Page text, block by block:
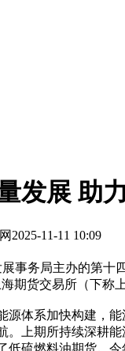
发展 助
2025-11-11 10:09
展事务局主办的第
期货交易所（下称
源体系加快构建，
。上期所持续深耕
低硫燃料油期货。